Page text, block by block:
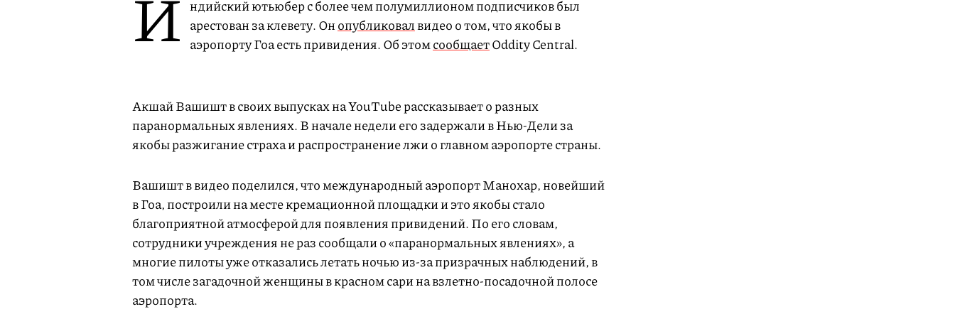
ндийский ютьюбер с более чем полумиллионом подписчиков был
арестован за клевету. Онопубликовалвидео о том, что якобы в
аэропорту Гоа есть привидения. Об этомсообщаетOddity Central.
Акшай Вашишт в своих выпусках на YouTube рассказывает о разных
паранормальных явлениях. В начале недели его задержали в Нью-Дели за
якобы разжигание страха и распространение лжи о главном аэропорте страны.
Вашишт в видео поделился, что международный аэропорт Манохар, новейший
в Гоа, построили на месте кремационной площадки и это якобы стало
благоприятной атмосферой для появления привидений. По его словам,
сотрудники учреждения не раз сообщали о «паранормальных явлениях», а
многие пилоты уже отказались летать ночью из-за призрачных наблюдений, в
том числе загадочной женщины в красном сари на взлетно-посадочной полосе
аэропорта.